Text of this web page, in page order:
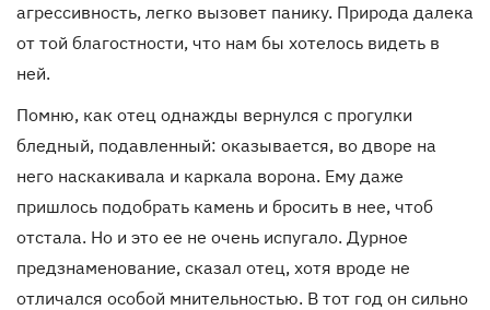
агрессивность, легко вызовет панику. Природа далека
от той благостности, что нам бы хотелось видеть в
ней.
Помню, как отец однажды вернулся с прогулки
бледный, подавленный: оказывается, во дворе на
него наскакивала и каркала ворона. Ему даже
пришлось подобрать камень и бросить в нее, чтоб
отстала. Но и это ее не очень испугало. Дурное
предзнаменование, сказал отец, хотя вроде не
отличался особой мнительностью. В тот год он сильно